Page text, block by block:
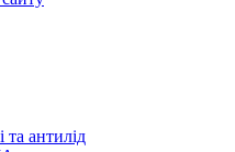
антилід